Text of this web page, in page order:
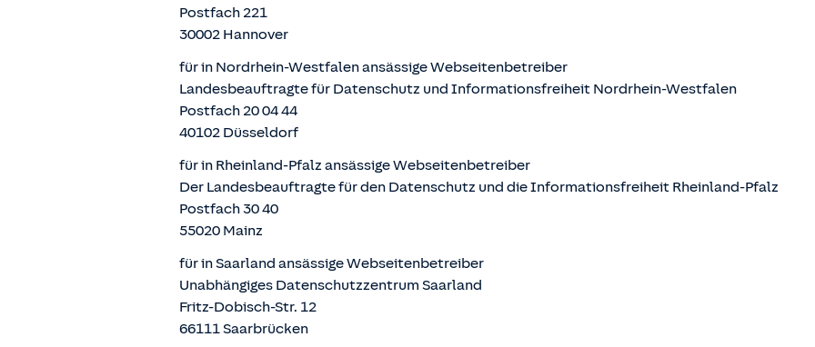
Postfach 221
30002 Hannover
für in Nordrhein-Westfalen ansässige Webseitenbetreiber
Landesbeauftragte für Datenschutz und Informationsfreiheit Nordrhein-Westfalen
Postfach 20 04 44
40102 Düsseldorf
für in Rheinland-Pfalz ansässige Webseitenbetreiber
Der Landesbeauftragte für den Datenschutz und die Informationsfreiheit Rheinland-Pfalz
Postfach 30 40
55020 Mainz
für in Saarland ansässige Webseitenbetreiber
Unabhängiges Datenschutzzentrum Saarland
Fritz-Dobisch-Str. 12
66111 Saarbrücken